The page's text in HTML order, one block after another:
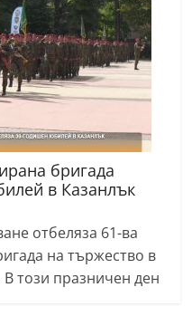
бригада
в Казанлък
отбеляза 61-ва
на тържество в
този празничен ден